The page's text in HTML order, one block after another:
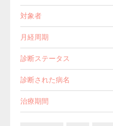
対象者
月経周期
診断ステータス
診断された病名
治療期間